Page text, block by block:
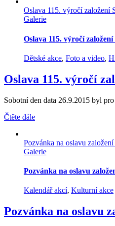
Oslava 115. výročí založení
Galerie
Oslava 115. výročí
Dětské akce, Foto a video,
Oslava 115. výročí
Sobotní den data 26.9.2015 byl
Čtěte dále
Pozvánka na oslavu
Galerie
Pozvánka na oslavu
Kalendář akcí, Kulturní akce
Pozvánka na oslavu